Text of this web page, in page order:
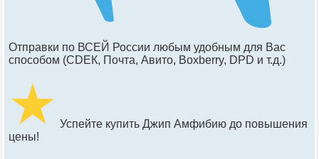
Отправки по ВСЕЙ России любым удобным для Вас
способом (СDЕК, Почта, Авито, Вохbеrry, DРD и т.д.)
Успейте купить Джип Амфибию до повышения
цены!